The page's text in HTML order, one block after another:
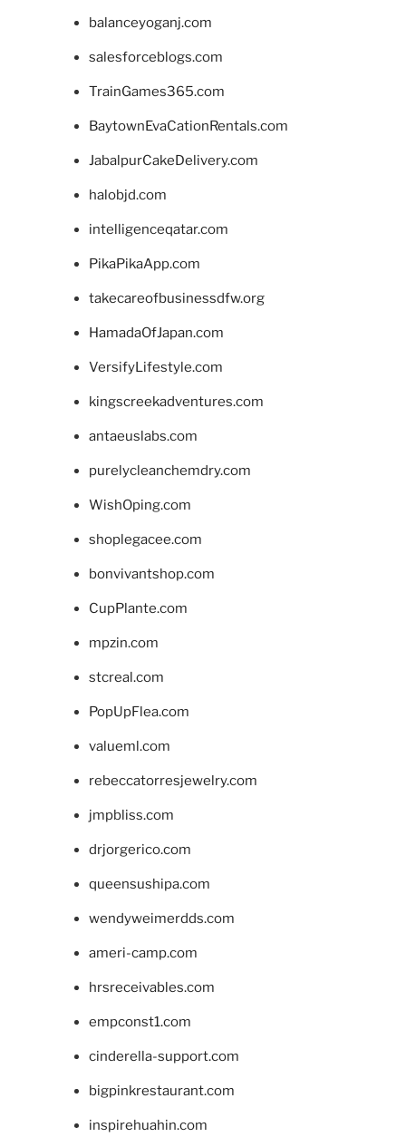
balanceyoganj.com
salesforceblogs.com
TrainGames365.com
BaytownEvaCationRentals.com
JabalpurCakeDelivery.com
halobjd.com
intelligenceqatar.com
PikaPikaApp.com
takecareofbusinessdfw.org
HamadaOfJapan.com
VersifyLifestyle.com
kingscreekadventures.com
antaeuslabs.com
purelycleanchemdry.com
WishOping.com
shoplegacee.com
bonvivantshop.com
CupPlante.com
mpzin.com
stcreal.com
PopUpFlea.com
valueml.com
rebeccatorresjewelry.com
jmpbliss.com
drjorgerico.com
queensushipa.com
wendyweimerdds.com
ameri-camp.com
hrsreceivables.com
empconst1.com
cinderella-support.com
bigpinkrestaurant.com
inspirehuahin.com